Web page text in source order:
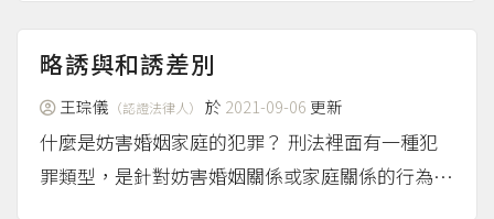
際個案需求，強烈建議尋求警察、專業律師的協
助，或者撥打113保護專線尋求專人協助。 性騷擾
防治法 依據性騷擾... （more...）
略誘與和誘差別
王琮儀 （認證法律人） 於 2021-09-06 更新
什麼是妨害婚姻家庭的犯罪？ 刑法裡面有一種犯
罪類型，是針對妨害婚姻關係或家庭關係的行為去